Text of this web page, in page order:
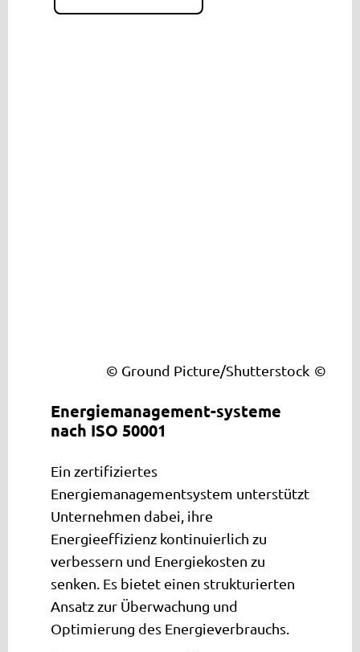
© Ground Picture/Shutterstock
Energiemanagement-systeme
nach ISO 50001
Ein zertifiziertes
Energiemanagementsystem unterstützt
Unternehmen dabei, ihre
Energieeffizienz kontinuierlich zu
verbessern und Energiekosten zu
senken. Es bietet einen strukturierten
Ansatz zur Überwachung und
Optimierung des Energieverbrauchs.